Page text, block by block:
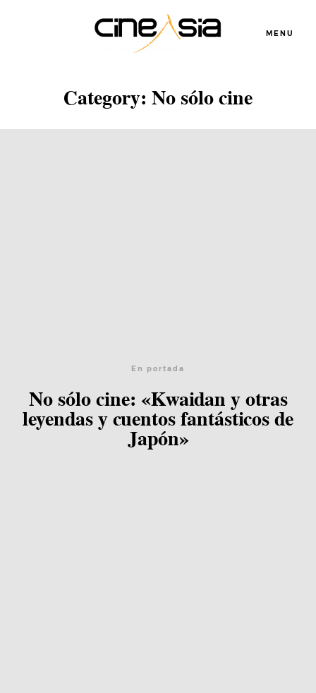
MENU
Category: No sólo cine
En portada
No sólo cine: «Kwaidan y otras
leyendas y cuentos fantásticos de
Japón»
Agenda